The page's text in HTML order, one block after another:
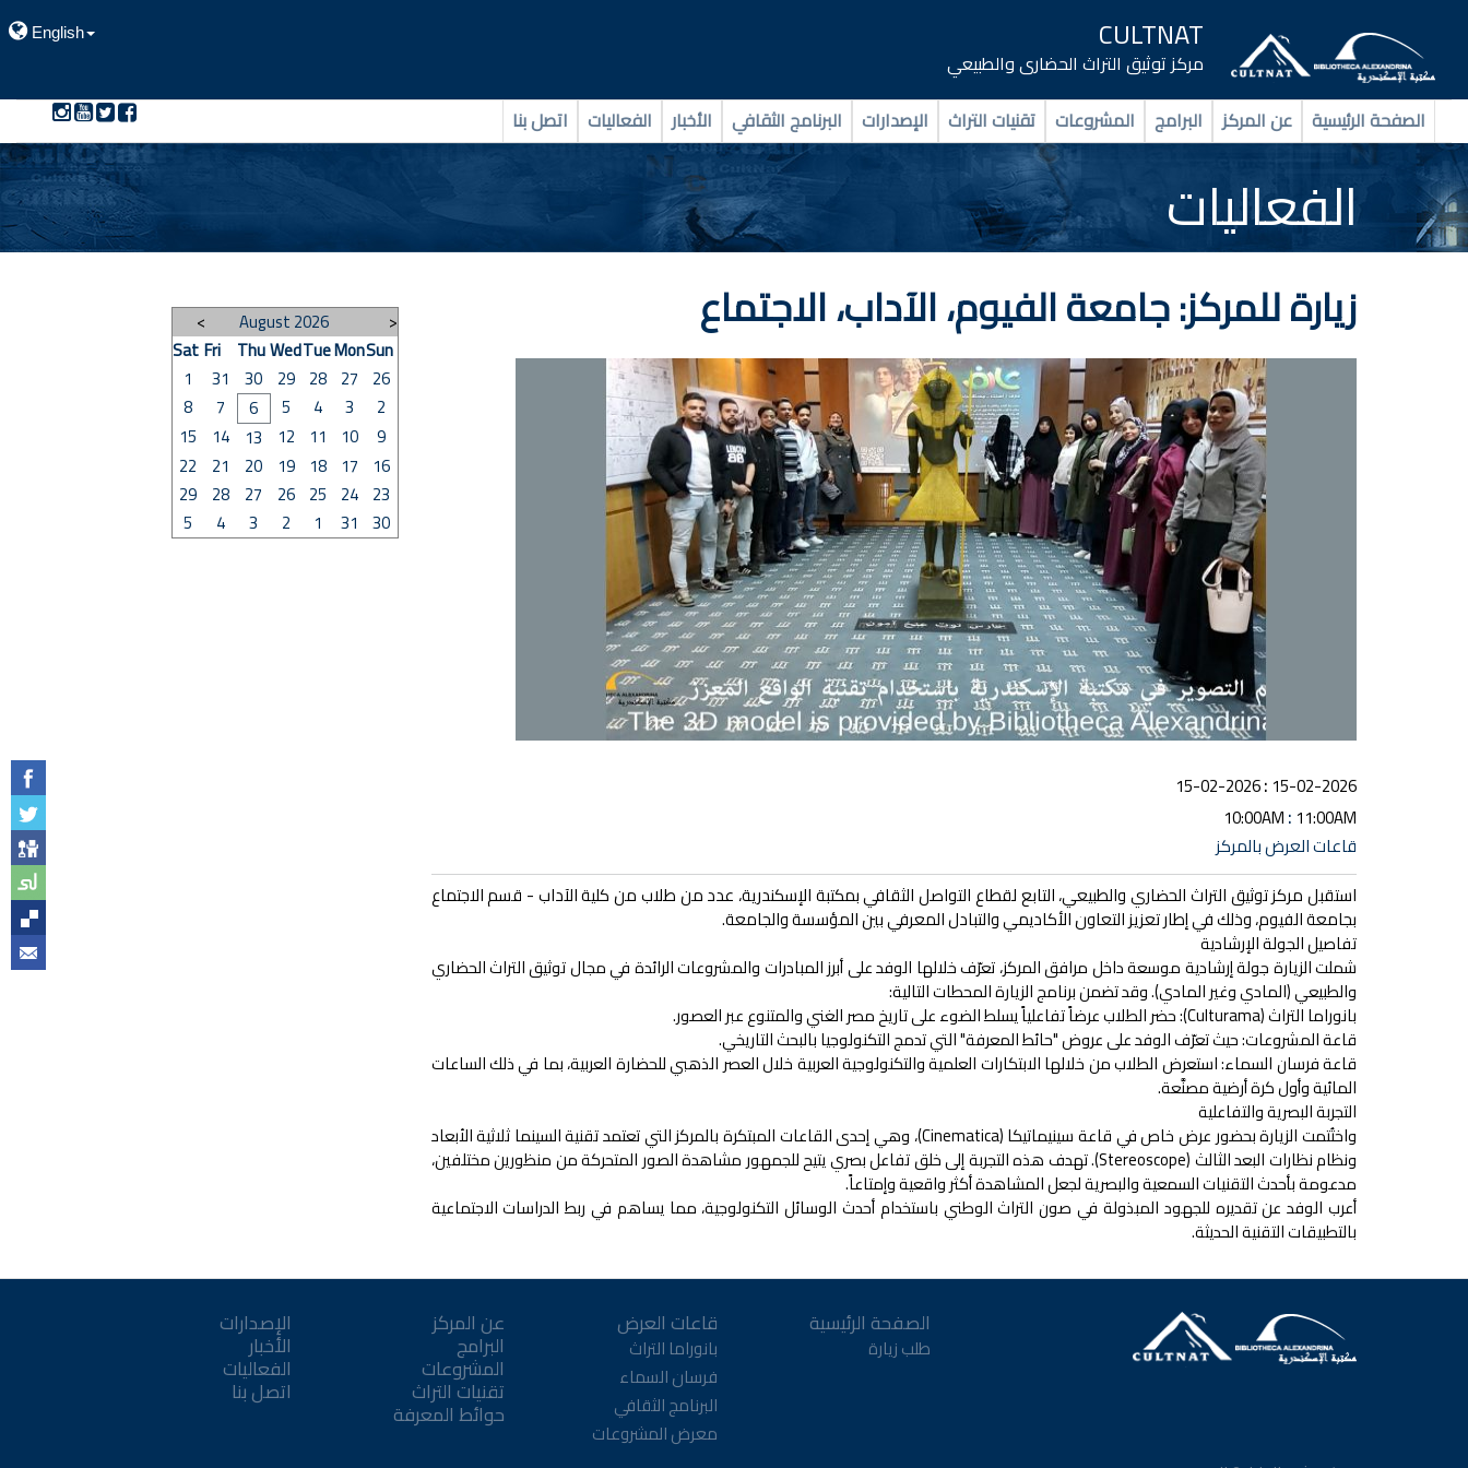
CULTNAT
مركز توثيق التراث الحضارى والطبيعي
English
الصفحة الرئيسية عن المركز البرامج المشروعات تقنيات التراث الإصدارات البرنامج الثقافي الأخبار الفعاليات اتصل بنا
الفعاليات
زيارة للمركز: جامعة الفيوم، الآداب، الاجتماع
15-02-2026
:
15-02-2026
10:00AM: 11:00AM
قاعات العرض بالمركز
استقبل مركز توثيق التراث الحضاري والطبيعي، التابع لقطاع التواصل الثقافي بمكتبة الإسكندرية، عدد من طلاب من كلية الآداب - قسم الاجتماع
بجامعة الفيوم، وذلك في إطار تعزيز التعاون الأكاديمي والتبادل المعرفي بين المؤسسة والجامعة.
تفاصيل الجولة الإرشادية
شملت الزيارة جولة إرشادية موسعة داخل مرافق المركز، تعرّف خلالها الوفد على أبرز المبادرات والمشروعات الرائدة في مجال توثيق التراث الحضاري
والطبيعي (المادي وغير المادي). وقد تضمن برنامج الزيارة المحطات التالية:
بانوراما التراث (Culturama): حضر الطلاب عرضاً تفاعلياً يسلط الضوء على تاريخ مصر الغني والمتنوع عبر العصور.
قاعة المشروعات: حيث تعرّف الوفد على عروض "حائط المعرفة" التي تدمج التكنولوجيا بالبحث التاريخي.
قاعة فرسان السماء: استعرض الطلاب من خلالها الابتكارات العلمية والتكنولوجية العربية خلال العصر الذهبي للحضارة العربية، بما في ذلك الساعات
المائية وأول كرة أرضية مصنَّعة.
التجربة البصرية والتفاعلية
واختُتمت الزيارة بحضور عرض خاص في قاعة سينيماتيكا (Cinematica)، وهي إحدى القاعات المبتكرة بالمركز التي تعتمد تقنية السينما ثلاثية الأبعاد
ونظام نظارات البعد الثالث (Stereoscope). تهدف هذه التجربة إلى خلق تفاعل بصري يتيح للجمهور مشاهدة الصور المتحركة من منظورين مختلفين،
مدعومة بأحدث التقنيات السمعية والبصرية لجعل المشاهدة أكثر واقعية وإمتاعاً.
أعرب الوفد عن تقديره للجهود المبذولة في صون التراث الوطني باستخدام أحدث الوسائل التكنولوجية، مما يساهم في ربط الدراسات الاجتماعية
بالتطبيقات التقنية الحديثة.
<
August 2026
>
Sun
Mon
Tue
Wed
Thu
Fri
Sat
26
27
28
29
30
31
1
2
3
4
5
6
7
8
9
10
11
12
13
14
15
16
17
18
19
20
21
22
23
24
25
26
27
28
29
30
31
1
2
3
4
5
الصفحة الرئيسية
طلب زيارة
قاعات العرض
بانوراما التراث
فرسان السماء
البرنامج الثقافي
معرض المشروعات
عن المركز
البرامج
المشروعات
تقنيات التراث
حوائط المعرفة
الإصدارات
الأخبار
الفعاليات
اتصل بنا